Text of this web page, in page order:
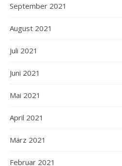
September 2021
August 2021
Juli 2021
Juni 2021
Mai 2021
April 2021
März 2021
Februar 2021